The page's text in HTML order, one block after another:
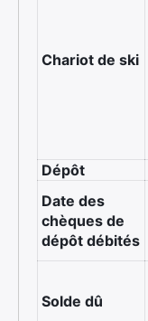
Chariot de ski
Dépôt
Date des
chèques de
dépôt débités
Solde dû